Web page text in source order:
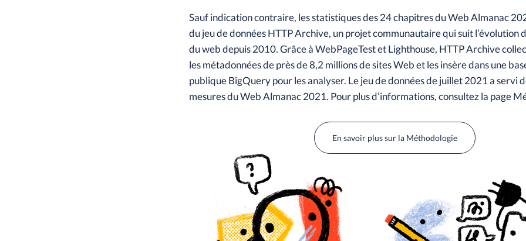
Sauf indication contraire, les statistiques des 24 chapitres du Web Almanac
du jeu de données HTTP Archive, un projet communautaire qui suit l’évolution
du web depuis 2010. Grâce à WebPageTest et Lighthouse, HTTP Archive
les métadonnées de près de 8,2 millions de sites Web et les insère dans une
publique BigQuery pour les analyser. Le jeu de données de juillet 2021 a servi
mesures du Web Almanac 2021. Pour plus d’informations, consultez la page
En savoir plus sur la Méthodologie